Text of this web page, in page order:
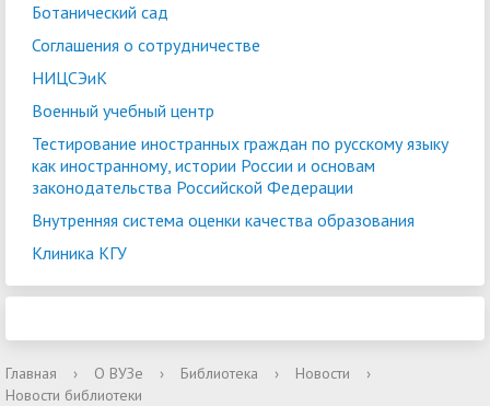
Ботанический сад
Соглашения о сотрудничестве
НИЦСЭиК
Военный учебный центр
Тестирование иностранных граждан по русскому языку
как иностранному, истории России и основам
законодательства Российской Федерации
Внутренняя система оценки качества образования
Клиника КГУ
Главная › О ВУЗе › Библиотека › Новости
›
Новости библиотеки